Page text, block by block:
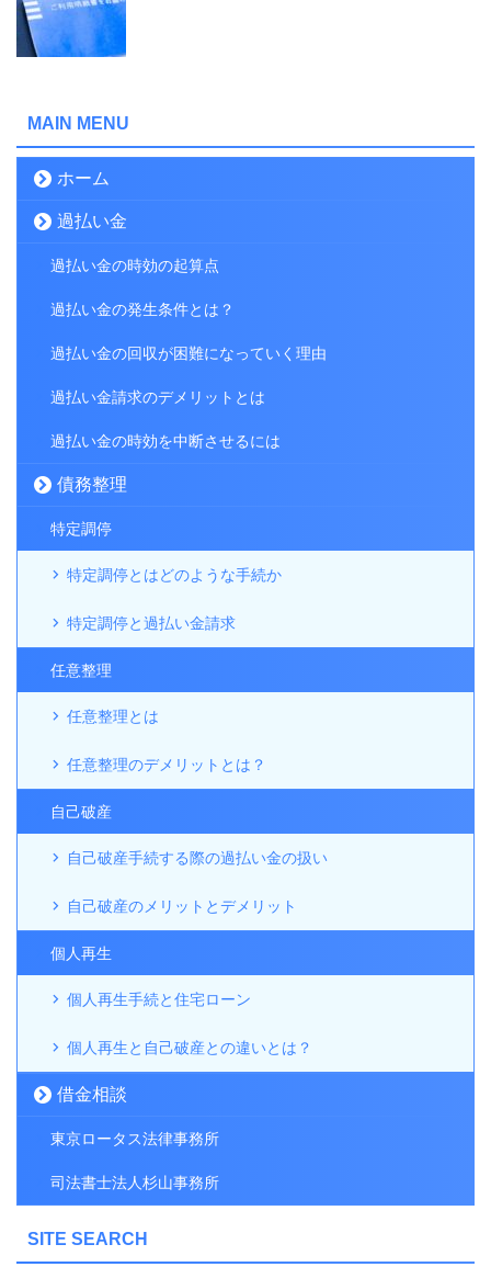
MAIN MENU
ホーム
過払い金
過払い金の時効の起算点
過払い金の発生条件とは？
過払い金の回収が困難になっていく理由
過払い金請求のデメリットとは
過払い金の時効を中断させるには
債務整理
特定調停
特定調停とはどのような手続か
特定調停と過払い金請求
任意整理
任意整理とは
任意整理のデメリットとは？
自己破産
自己破産手続する際の過払い金の扱い
自己破産のメリットとデメリット
個人再生
個人再生手続と住宅ローン
個人再生と自己破産との違いとは？
借金相談
東京ロータス法律事務所
司法書士法人杉山事務所
SITE SEARCH